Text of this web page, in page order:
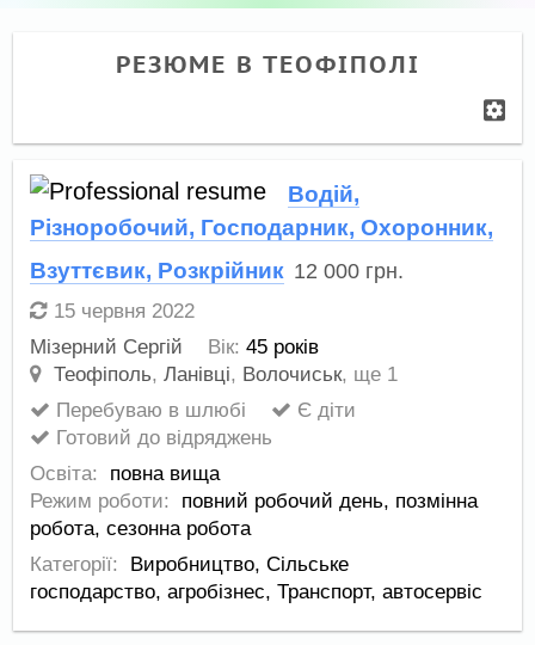
РЕЗЮМЕ В ТЕОФІПОЛІ
Водій,
Різноробочий, Господарник, Охоронник,
Взуттєвик, Розкрійник 12 000 грн.
15 червня 2022
Мізерний Сергій
Вік: 45 років
Теофіполь,Ланівці, Волочиськ, ще 1
Перебуваю в шлюбі
Є діти
Готовий до відряджень
Освіта:
повна вища
Режим роботи:
повний робочий день, позмінна
робота,сезонна робота
Категорії:
Виробництво, Сільське
господарство, агробізнес, Транспорт, автосервіс